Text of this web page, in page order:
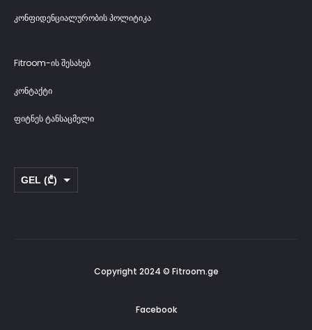
კონფიდენციალურობის პოლიტიკა
Fitroom-ის შესახებ
კონტაქტი
ფიტნეს ტანსაცმელი
GEL (₾)
Copyright 2024 © Fitroom.ge
Facebook